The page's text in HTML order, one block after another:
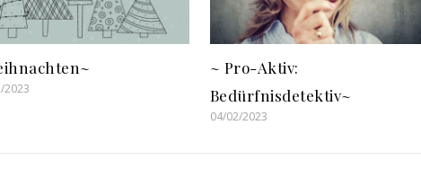
2023
~ Pro-Aktiv:
Bedürfnisdetektiv~
04/02/2023